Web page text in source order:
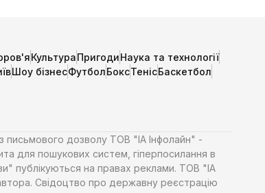
КультураПригодиНаука та технології
Шоу бізнесФутболБоксТенісБаскетбол
письмового дозволу ТОВ "ІА Інфолайн" -
для пошукових систем, гіперпосилання в
публікуються на правах реклами. ТОВ "ІА
Свідоцтво про державну реєстрацію